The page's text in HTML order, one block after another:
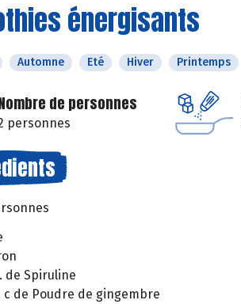
énergisants
Automne Eté Hiver Printemps
de personnes
personnes
de Spiruline
c de Poudre de gingembre